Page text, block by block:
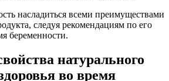
насладиться всеми преимуществами
следуя рекомендациям по его
беременности.
натурального
во время